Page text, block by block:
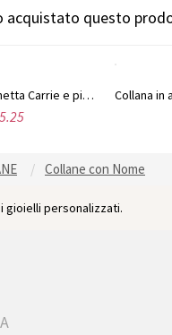
acquistato questo
Collana con targhetta Carrie e pietra portafortuna placcata oro 18 carati
Collane con Nome
gioielli personalizzati.